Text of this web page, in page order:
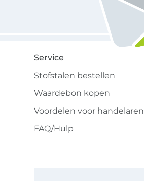
Service
Stofstalen bestellen
Waardebon kopen
Voordelen voor handelaren
FAQ/Hulp